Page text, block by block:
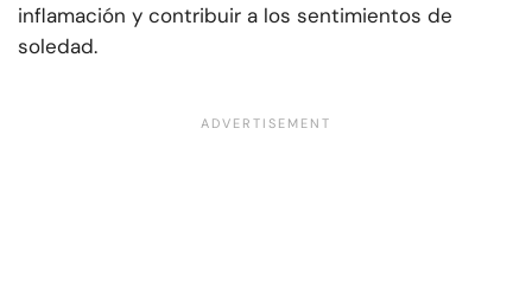
inflamación y contribuir a los sentimientos de
soledad.